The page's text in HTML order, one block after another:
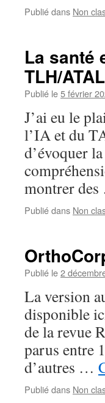
Publié dans Non
La santé
TLH/
Publié le5 février
J’ai eu le
l’IA et du
d’évoquer
montrer
Publié dans Non
Publié le2
La version
disponible
de la revue
parus entre
d’autres …
Publié dans Non